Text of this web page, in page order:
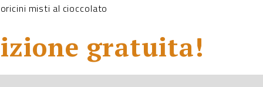
misti al cioccolato
gratuita!